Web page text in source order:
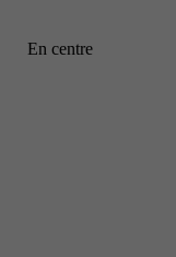
En centre